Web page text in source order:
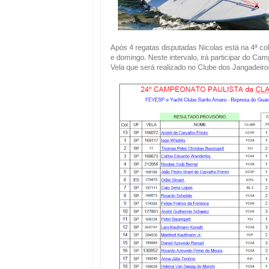
Após 4 regatas disputadas Nicolas está na 4ª
e domingo. Neste intervalo, irá participar do
Vela que será realizado no Clube dos